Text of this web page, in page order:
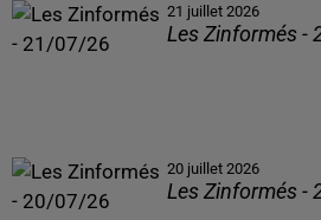
21 juillet 2026
Les Zinformés -
20 juillet 2026
Les Zinformés -